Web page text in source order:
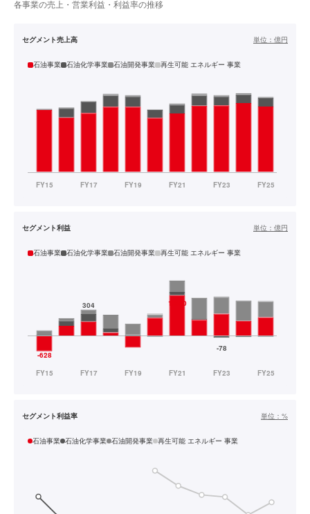
各事業の売上・営業利益・利益率の推移
セグメント売上高 単位： 億円
石油事業 石油化学事業 石油開発事業 再生可能 エネルギー 事業
セグメント利益 単位： 億円
石油事業 石油化学事業 石油開発事業 再生可能 エネルギー 事業
セグメント利益率 単位： %
石油事業 石油化学事業 石油開発事業 再生可能 エネルギー 事業